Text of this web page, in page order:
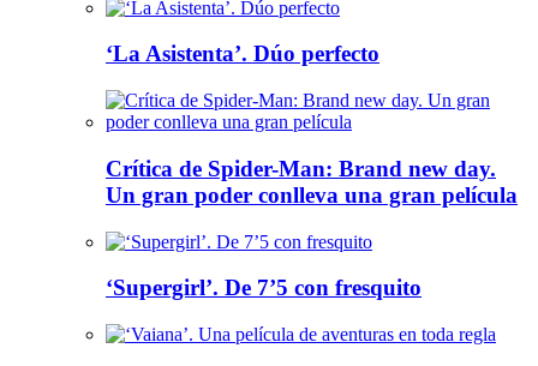
‘La Asistenta’. Dúo perfecto
Crítica de Spider-Man: Brand new day.
Un gran poder conlleva una gran película
‘Supergirl’. De 7’5 con fresquito